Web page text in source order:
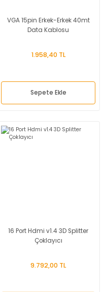
VGA 15pin Erkek-Erkek 40mt
Data Kablosu
1.958,40 TL
Sepete Ekle
16 Port Hdmi v1.4 3D Splitter
Çoklayıcı
9.792,00 TL